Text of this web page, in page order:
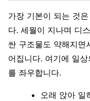
가장 기본이 되는 것
다. 세월이 지나며 디
싼 구조물도 약해지면
어집니다. 여기에 일
를 좌우합니다.
오래 앉아 일